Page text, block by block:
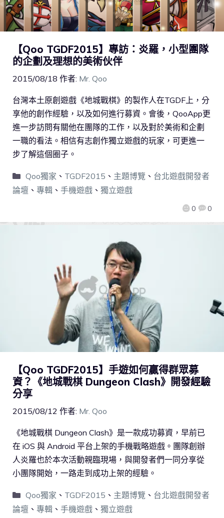
【Qoo TGDF2015】專訪：炎羅，小型團隊
的企劃及理想的美術伙伴
2015/08/18 作者: Mr. Qoo
0 0
台灣本土原創遊戲《地城戰棋》的製作人在TGDF上，分
享他的創作經驗，以及如何進行募資。會後，QooApp更
進一步訪問有關他在團隊的工作，以及對於美術和企劃
一職的看法。相信有志創作獨立遊戲的玩家，可更進一
步了解這個圈子。
Qoo獨家 、 TGDF2015 、 主題博覽 、 台北遊戲開發者
論壇 、 專輯 、 手機遊戲 、 獨立遊戲
【Qoo TGDF2015】手遊如何贏得群眾募
資？《地城戰棋 Dungeon Clash》開發經驗
分享
2015/08/12 作者: Mr. Qoo
《地城戰棋 Dungeon Clash》是一款成功募資，早前已
在 iOS 與 Android 平台上架的手機戰略遊戲。團隊創辦
人炎羅也於本次活動親臨現場，與開發者們一同分享從
小團隊開始，一路走到成功上架的經驗。
Qoo獨家 、 TGDF2015 、 主題博覽 、 台北遊戲開發者
論壇 、 專輯 、 手機遊戲 、 獨立遊戲